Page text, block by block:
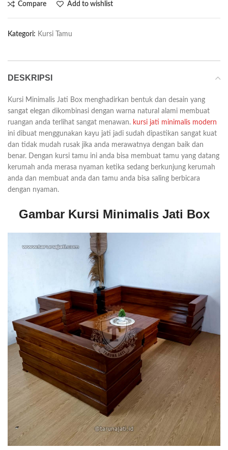
Compare Add to wishlist
Kategori: Kursi Tamu
DESKRIPSI
Kursi Minimalis Jati Box menghadirkan bentuk dan desain yang
sangat elegan dikombinasi dengan warna natural alami membuat
ruangan anda terlihat sangat menawan. kursi jati minimalis modern
ini dibuat menggunakan kayu jati jadi sudah dipastikan sangat kuat
dan tidak mudah rusak jika anda merawatnya dengan baik dan
benar. Dengan kursi tamu ini anda bisa membuat tamu yang datang
kerumah anda merasa nyaman ketika sedang berkunjung kerumah
anda dan membuat anda dan tamu anda bisa saling berbicara
dengan nyaman.
Gambar Kursi Minimalis Jati Box